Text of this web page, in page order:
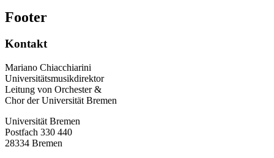
Footer
Kontakt
Mariano Chiacchiarini
Universitätsmusikdirektor
Leitung von Orchester &
Chor der Universität Bremen
Universität Bremen
Postfach 330 440
28334 Bremen